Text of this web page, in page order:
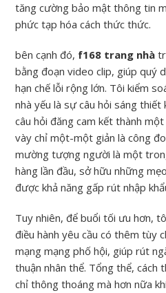
tăng cường bảo mật thông tin
phức tạp hóa cách thức thức.
bên cạnh đó, f168 trang nhà
bằng đoạn video clip, giúp quý
hạn chế lỗi rộng lớn. Tôi kiểm
nhà yếu là sự câu hỏi sáng thiết
câu hỏi đăng cam kết thành
vày chỉ một-một giản là công
mường tượng người là một
hàng lần đầu, sở hữu những
được khả năng gấp rút nhập
Tuy nhiên, để buổi tối ưu hơn,
điều hành yêu cầu có thêm tùy
mạng mạng phố hội, giúp rút
thuận nhân thể. Tổng thể, cách
chỉ thông thoáng mà hơn nữa